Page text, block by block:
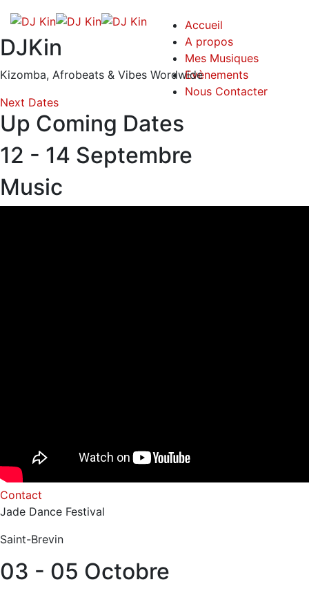
Accueil
A propos
Mes Musiques
Evènements
Nous Contacter
DJKin
Kizomba, Afrobeats & Vibes Wordwide
Next Dates
Up Coming Dates
12 - 14 Septembre
Music
Contact
Jade Dance Festival
Saint-Brevin
03 - 05 Octobre